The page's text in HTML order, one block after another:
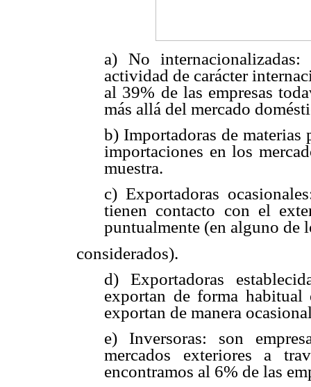
a) No
actividad de carácter
al 39% de las empresas
más allá del mercado
b) Importadoras de materias
importaciones en los
muestra.
c) Exportadoras
tienen contacto con el
puntualmente (en alguno de
considerados).
d) Exportadoras
exportan de forma habitual
exportan de manera
e) Inversoras: son
mercados exteriores a
encontramos al 6% de las